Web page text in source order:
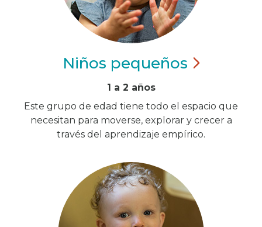
Niños pequeños
1 a 2 años
Este grupo de edad tiene todo el espacio que
necesitan para moverse, explorar y crecer a
través del aprendizaje empírico.